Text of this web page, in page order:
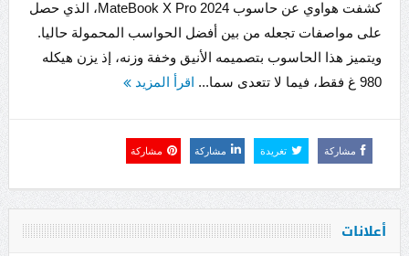
كشفت هواوي عن حاسوب MateBook X Pro 2024، الذي حصل
على مواصفات تجعله من بين أفضل الحواسب المحمولة حاليا.
ويتميز هذا الحاسوب بتصميمه الأنيق وخفة وزنه، إذ يزن هيكله
980 غ فقط، فيما لا تتعدى سما...
اقرأ المزيد
مشاركة تغريدة مشاركة مشاركة
أعلانات